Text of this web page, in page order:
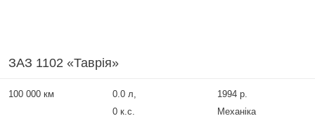
ЗАЗ 1102 «Таврія»
100 000 км 0.0 л,
1994 р.
0 к.с.
Механіка